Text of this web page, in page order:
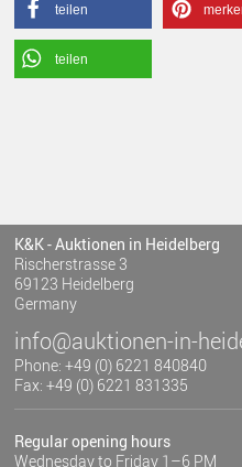
teilen
teilen
K&K - Auktionen in Heidelberg
Rischerstrasse 3
69123 Heidelberg
Germany
info@auktionen-in-
Phone: +49 (0) 6221 840840
Fax: +49 (0) 6221 831335
Regular opening hours
Wednesday to Friday 1–6 PM